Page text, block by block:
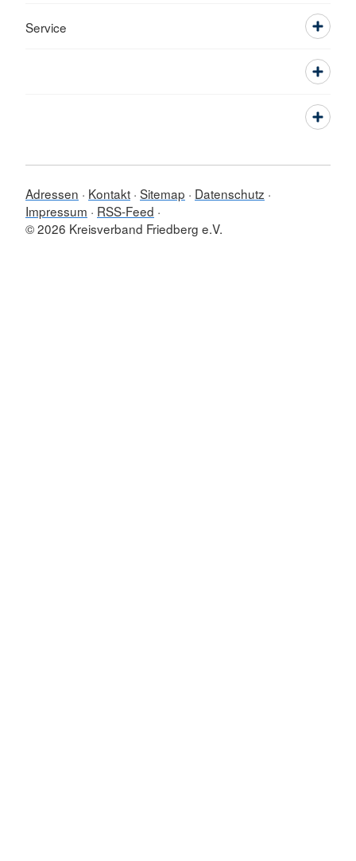
Service
Adressen Kontakt Sitemap
Datenschutz
Impressum
RSS-Feed
© 2026 Kreisverband Friedberg e.V.